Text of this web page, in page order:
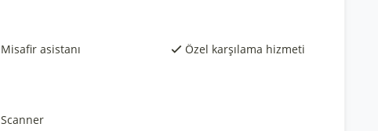
Misafir asistanı
Özel karşılama hizmeti
Scanner